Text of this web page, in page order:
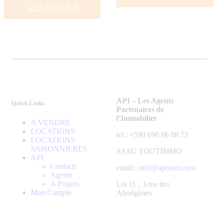
GET DETAILS
Quick Links
A VENDRE
LOCATIONS
LOCATIONS
SAISONNIERES
API
Contacts
Agents
A Propos
Mon Compte
API – Les Agents
Partenaires de
l’Immobilier
tel.: +590 690 66 08 73
SASU TOUTIMMO
email : info@apisxm.com
Lot 11 , 3 rue des
Aborigènes